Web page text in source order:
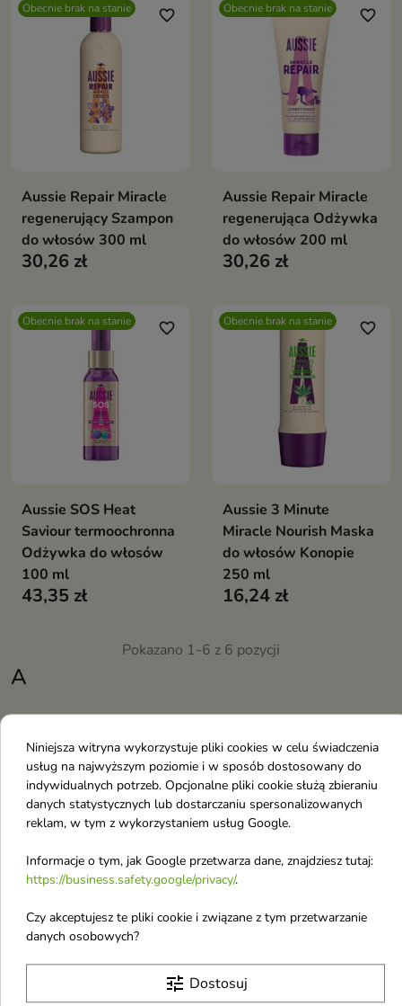
A
Aloesove
Apothe
Amouage
AA
Abercrombie & Fitch
Obecnie brak na stanie favorite_border
Aussie Repair Miracle
regenerujący Szampon
do włosów 300 ml
30,26 zł
Obecnie brak na stanie favorite_border
Aussie Repair Miracle
regenerująca Odżywka
do włosów 200 ml
30,26 zł
Obecnie brak na stanie favorite_border
Aussie SOS Heat
Saviour termoochronna
Odżywka do włosów
100 ml
43,35 zł
Obecnie brak na stanie favorite_border
Aussie 3 Minute
Miracle Nourish Maska
do włosów Konopie
250 ml
16,24 zł
Pokazano 1-6 z 6 pozycji
Niniejsza witryna wykorzystuje pliki cookies w celu świadczenia
usług na najwyższym poziomie i w sposób dostosowany do
indywidualnych potrzeb. Opcjonalne pliki cookie służą zbieraniu
danych statystycznych lub dostarczaniu spersonalizowanych
reklam, w tym z wykorzystaniem usług Google.
Informacje o tym, jak Google przetwarza dane, znajdziesz tutaj:
https://business.safety.google/privacy/.
Czy akceptujesz te pliki cookie i związane z tym przetwarzanie
danych osobowych?
tune Dostosuj